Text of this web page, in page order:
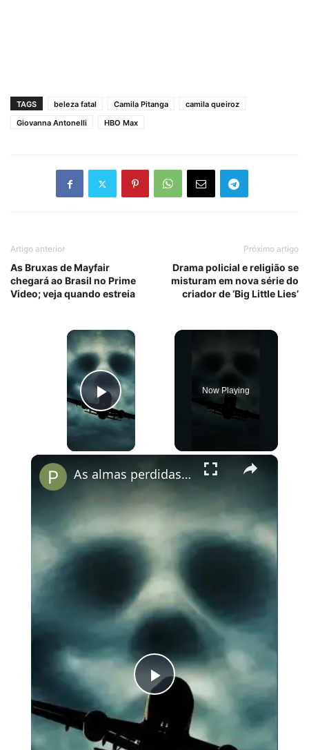
TAGS beleza fatal Camila Pitanga
camila queiroz
Giovanna Antonelli
HBO Max
Artigo anterior
As Bruxas de Mayfair
chegará ao Brasil no Prime
Video; veja quando estreia
Próximo artigo
Drama policial e religião se
misturam em nova série do
criador de ‘Big Little Lies’
×
Play Video
Now Playing
×
Play
Video
As almas perdidas do Voo 401